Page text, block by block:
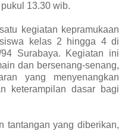
13.30 wib.
kegiatan kepramukaan
kelas 2 hingga 4 di
Surabaya. Kegiatan ini
dan bersenang-senang,
yang menyenangkan
keterampilan dasar bagi
tantangan yang diberikan,